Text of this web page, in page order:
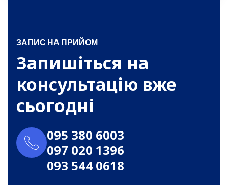
ЗАПИС НА ПРИЙОМ
Запишіться на
консультацію вже
сьогодні
095 380 6003
097 020 1396
093 544 0618